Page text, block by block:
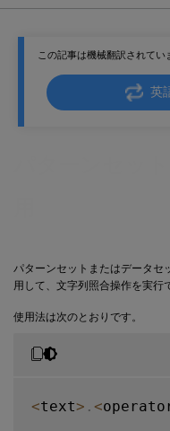
この記事は機械翻訳されてい
英
パターンセットまたはデータセ
用して、文字列照合操作を実行
使用法は次のとおりです。
<text> . <